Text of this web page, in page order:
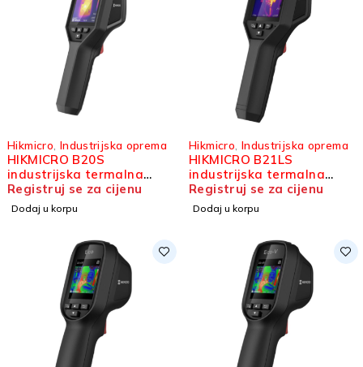
Hikmicro Industrijska oprema
HIKMICRO B20S
industrijska termalna
kamera
Registruj se za cijenu
Dodaj u korpu
Hikmicro Industrijska oprema
HIKMICRO B21LS
industrijska termalna
kamera
Registruj se za cijenu
Dodaj u korpu